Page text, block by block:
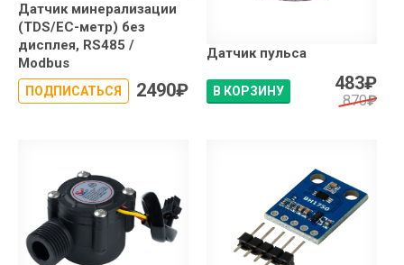
Датчик минерализации
(TDS/EC-метр) без
дисплея, RS485 /
Modbus
ПОДПИСАТЬСЯ 2490₽
Датчик пульса
В КОРЗИНУ 483₽
870₽